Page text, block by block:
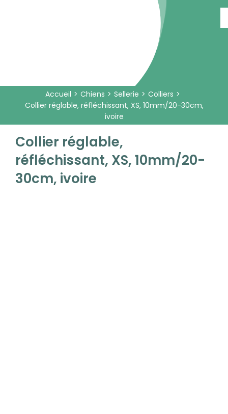
Accueil Chiens Sellerie
Colliers
Collier réglable, réfléchissant, XS, 10mm/20-30cm,
ivoire
Collier réglable,
réfléchissant, XS, 10mm/20-
30cm, ivoire